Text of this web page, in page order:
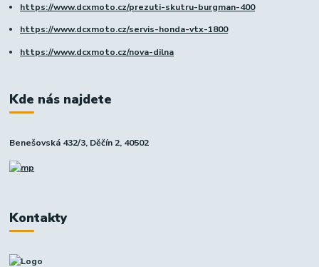
https://www.dcxmoto.cz/prezuti-skutru-burgman-400
https://www.dcxmoto.cz/servis-honda-vtx-1800
https://www.dcxmoto.cz/nova-dilna
Kde nás najdete
Benešovská 432/3, Děčín 2, 40502
Kontakty